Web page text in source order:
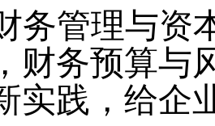
务管理与
财务预算与
实践，给企